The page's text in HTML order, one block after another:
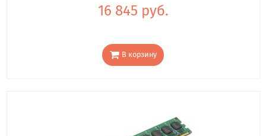
16 845 руб.
В корзину